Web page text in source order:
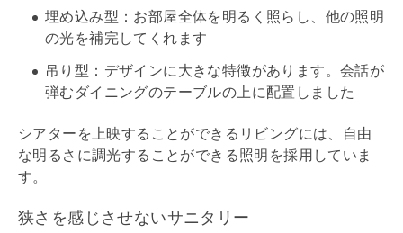
埋め込み型 ：お部屋全体を明るく照らし、他の照明
の光を補完してくれます
吊り型 ：デザインに大きな特徴があります。会話が
弾むダイニングのテーブルの上に配置しました
シアターを上映することができるリビングには、自由
な明るさに調光することができる照明を採用していま
す。
狭さを感じさせないサニタリー